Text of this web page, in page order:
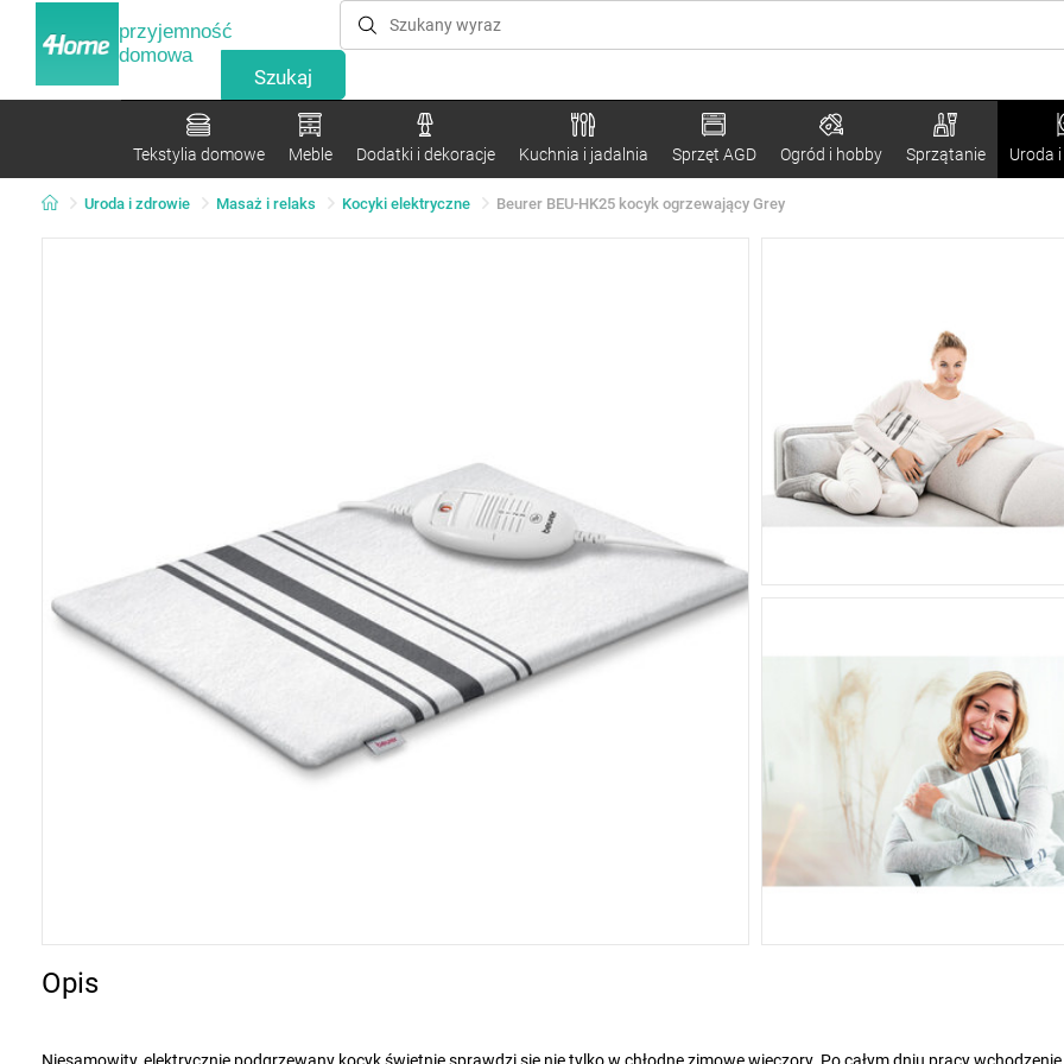
przyjemność
domowa
Tekstylia domowe Meble Dodatki i dekoracje Kuchnia i jadalnia Sprzęt AGD Ogród i hobby Sprzątanie Uroda
Uroda i zdrowie Masaż i relaks Kocyki elektryczne Beurer BEU-HK25 kocyk ogrzewający Grey
Opis